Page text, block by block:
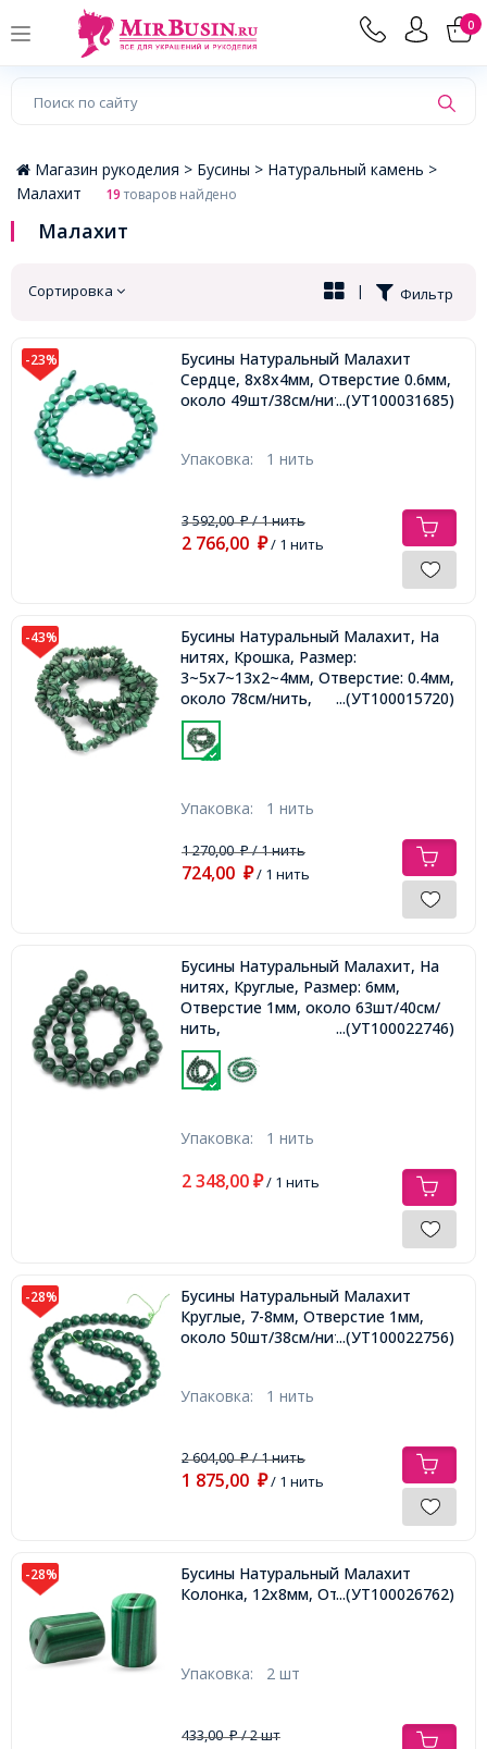
0
×
Магазин рукоделия > Бусины > Натуральный камень >
Малахит
19товаров найдено
Малахит
Сортировка Фильтр
|
-23%
Бусины Натуральный Малахит
Сердце, 8х8х4мм, Отверстие 0.6мм,
около 49шт/38см/нить,...(УТ100031685)
Упаковка: 1 нить
3 592,00₽/ 1 нить
2 766,00 ₽/ 1 нить
-43%
Бусины Натуральный Малахит, На
нитях, Крошка, Размер:
3~5x7~13x2~4мм, Отверстие: 0.4мм,
около 78см/нить,
...(УТ100015720)
Упаковка: 1 нить
1 270,00₽/ 1 нить
724,00 ₽/ 1 нить
Бусины Натуральный Малахит, На
нитях, Круглые, Размер: 6мм,
Отверстие 1мм, около 63шт/40см/
нить,
...(УТ100022746)
Упаковка: 1 нить
2 348,00 ₽/ 1 нить
-28%
Бусины Натуральный Малахит
Круглые, 7-8мм, Отверстие 1мм,
около 50шт/38см/нить,...(УТ100022756)
Упаковка: 1 нить
2 604,00₽/ 1 нить
1 875,00 ₽/ 1 нить
-28%
Бусины Натуральный Малахит
Колонка, 12х8мм, Отверстие 1мм,
...(УТ100026762)
Упаковка: 2 шт
433,00₽/ 2 шт